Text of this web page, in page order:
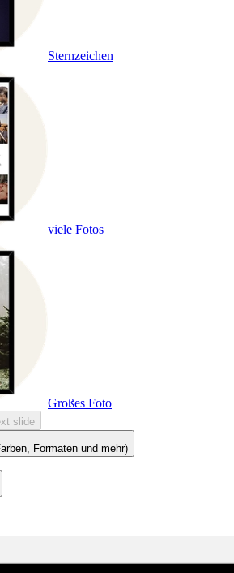
Sternzeichen
viele Fotos
Großes Foto
slide
Formaten und mehr)